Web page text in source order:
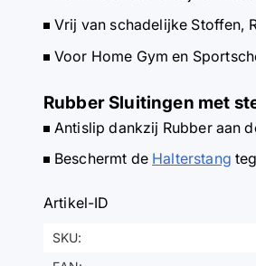
Vrij van schadelijke Stoffen,
Voor Home Gym en
Rubber Sluitingen met
Antislip dankzij Rubber aan
Beschermt de Halterstang
Artikel-ID
SKU: